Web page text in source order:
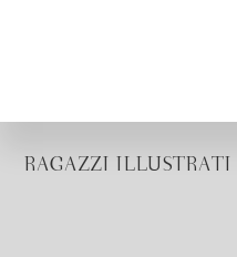
RAGAZZI ILLUSTRATI